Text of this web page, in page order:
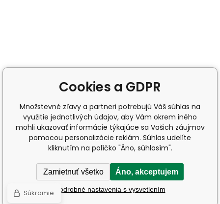
Cookies a GDPR
Množstevné zľavy a partneri potrebujú Váš súhlas na
využitie jednotlivých údajov, aby Vám okrem iného
mohli ukazovať informácie týkajúce sa Vašich záujmov
pomocou personalizácie reklám. Súhlas udelíte
kliknutím na políčko "Áno, súhlasím".
Zamietnuť všetko Áno, akceptujem
Podrobné nastavenia s vysvetlením
Súkromie